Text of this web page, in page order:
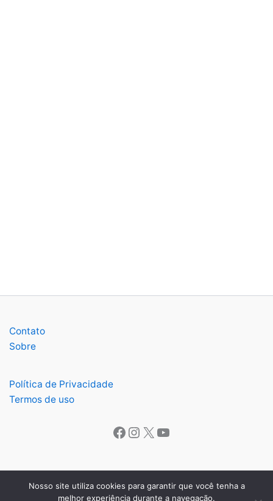
Contato
Sobre
Política de Privacidade
Termos de uso
Nosso site utiliza cookies para garantir que você tenha a
melhor experiência durante a navegação.